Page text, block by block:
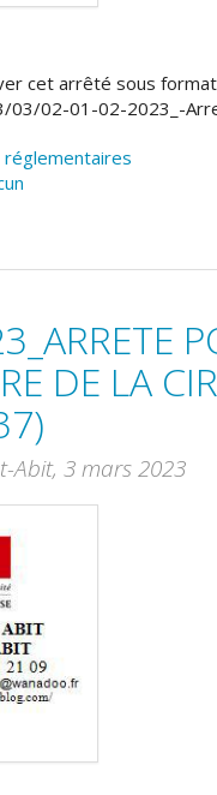
cet arrêté sous
03/02-01-02-2023_-
DE LA
Abit, 3 mars 2023